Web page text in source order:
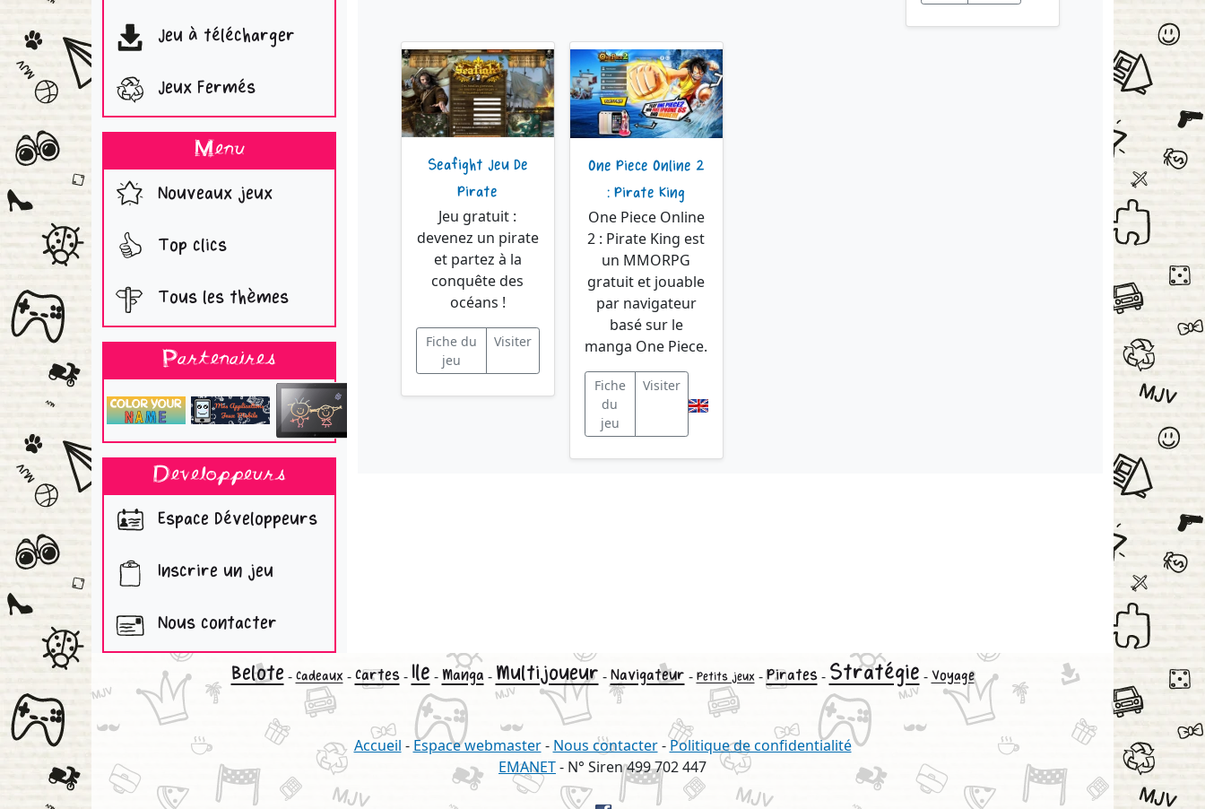
Jeu à télécharger
Jeux Fermés
Menu
Nouveaux jeux
Top clics
Tous les thèmes
Partenaires
Developpeurs
Espace Développeurs
Inscrire un jeu
Nous contacter
Seafight Jeu De
Pirate
Jeu gratuit :
devenez un pirate
et partez à la
conquête des
océans !
Fiche du
jeu
Visiter
One Piece Online 2
: Pirate King
One Piece Online
2 : Pirate King est
un MMORPG
gratuit et jouable
par navigateur
basé sur le
manga One Piece.
Fiche
du
jeu
Visiter
Belote - Cadeaux -Cartes- Ile -Manga - Multijoueur -Navigateur - Petits jeux -Pirates- Stratégie -Voyage
Accueil - Espace webmaster- Nous contacter- Politique de confidentialité
EMANET- N° Siren 499 702 447